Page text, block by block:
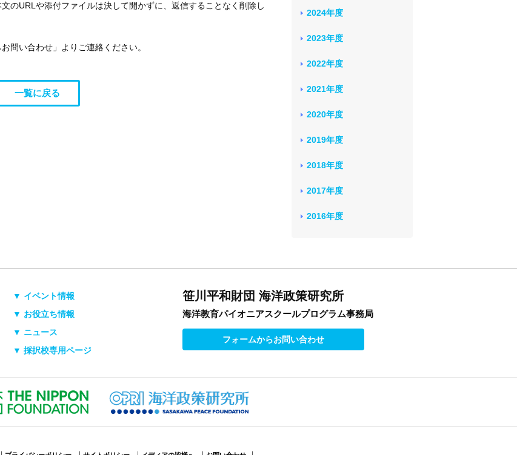
のURLや添付ファイルは決して開かずに、返信することなく削除し
問い合わせ」よりご連絡ください。
一覧に戻る
2024年度
2023年度
2022年度
2021年度
2020年度
2019年度
2018年度
2017年度
2016年度
笹川平和財団 海洋政策研究所
海洋教育パイオニアスクールプログラム事務局
フォームからお問い合わせ
▼ イベント情報
▼ お役立ち情報
▼ ニュース
▼ 採択校専用ページ